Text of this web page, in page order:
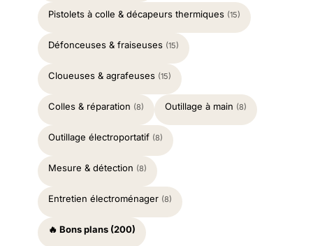
Pistolets à colle & décapeurs thermiques (15)
Défonceuses & fraiseuses (15)
Cloueuses & agrafeuses (15)
Colles & réparation (8) Outillage à main (8)
Outillage électroportatif (8)
Mesure & détection (8)
Entretien électroménager (8)
🔥 Bons plans (200)